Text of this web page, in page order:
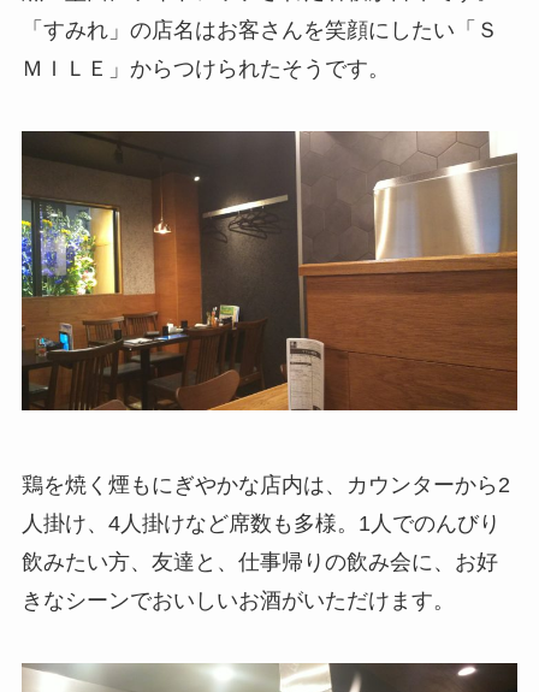
「すみれ」の店名はお客さんを笑顔にしたい「Ｓ
ＭＩＬＥ」からつけられたそうです。
鶏を焼く煙もにぎやかな店内は、カウンターから2
人掛け、4人掛けなど席数も多様。1人でのんびり
飲みたい方、友達と、仕事帰りの飲み会に、お好
きなシーンでおいしいお酒がいただけます。